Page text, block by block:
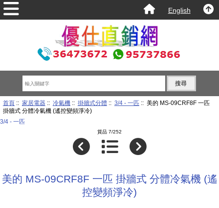
English
首頁:: 家居電器:: 冷氣機:: 掛牆式分體 :: 3/4 - 一匹:: 美的 MS-09CRF8F 一匹
掛牆式 分體冷氣機 (遙控變頻淨冷)
3/4 - 一匹
貨品 7/252
美的 MS-09CRF8F 一匹 掛牆式 分體冷氣機 (遙
控變頻淨冷)